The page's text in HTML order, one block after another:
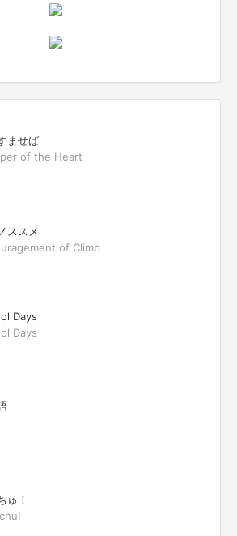
ませば
of the Heart
ススメ
of Climb
Days
Days
ゅ！